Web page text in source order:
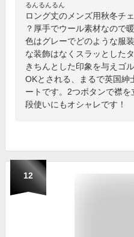
るんるんるん
ロング丈のメンズ用秋冬チ
？厚手でウール素材なので
色はグレーでどのような服
な装飾はなくスラッとした
きちんとした印象を与えゴ
OKとされる、まるで英国紳
ートです。2つボタンで襟
段使いにもオシャレです！
12